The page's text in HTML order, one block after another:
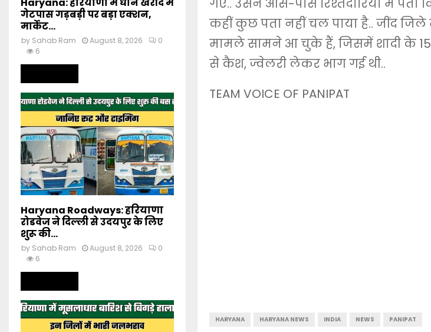
गए.. उसने आस-पास रिश्तेदारियों में पता
कहीं कुछ पता नहीं चल पाया है.. जींद
मामले सामने आ चुके हैं, जिसमें शादी के 15
से कैश, ज्वेलरी लेकर भाग गई थी..
TEAM VOICE OF PANIPAT
HARYANA HARYANA NEWS INDIA NEWS PANIPAT
Haryana: हरियाणा में धान खरीद में
गेटपास गड़बड़ी पर बड़ा एक्शन,
मार्केट...
by Sahab Ram August 8, 2026
0
6
Haryana Roadways: हरियाणा
रोडवेज ने दिल्ली से उदयपुर के लिए
शुरू की...
by Sahab Ram August 8, 2026
0
6